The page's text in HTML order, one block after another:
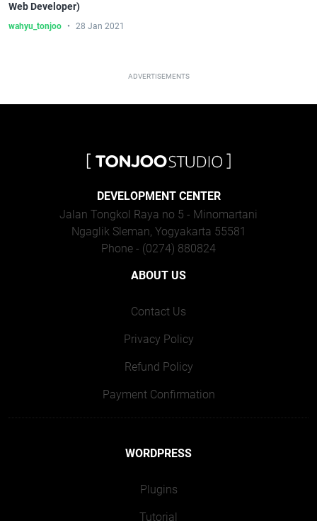
Web Developer)
wahyu_tonjoo 28 Jan 2021
ADVERTISEMENTS
ABOUT US
Contact Us
Privacy Policy
Refund Policy
Payment Confirmation
WORDPRESS
Plugins
Tutorial
DEVELOPMENT CENTER
Jalan Tongkol Raya no 5 - Minomartani
Ngaglik Sleman, Yogyakarta 55581
Phone - (0274) 880824